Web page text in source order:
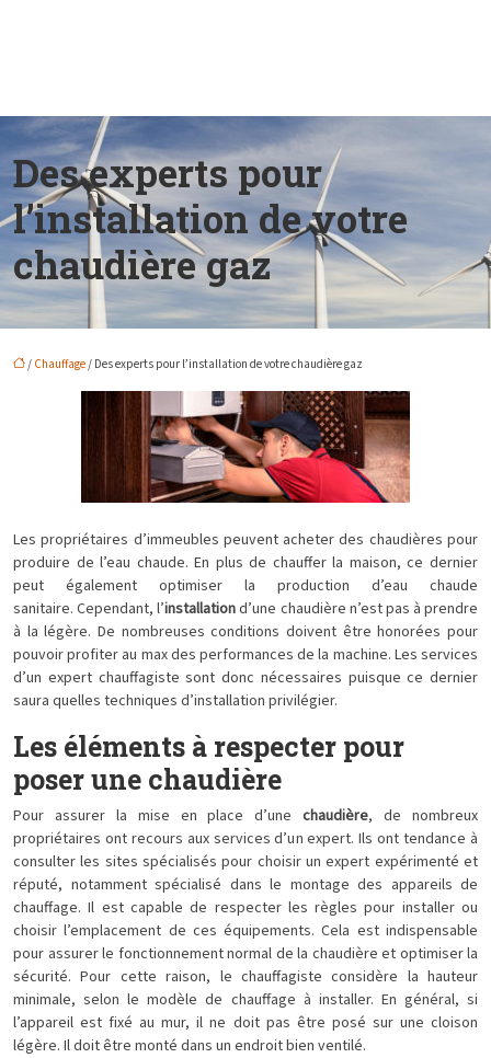
Des experts pour
l’installation de votre
chaudière gaz
/ Chauffage/ Des experts pour l’installation de votre chaudière gaz
Les propriétaires d’immeubles peuvent acheter des chaudières pour
produire de l’eau chaude. En plus de chauffer la maison, ce dernier
peut également optimiser la production d’eau chaude
sanitaire. Cependant, l’installationd’une chaudière n’est pas à prendre
à la légère. De nombreuses conditions doivent être honorées pour
pouvoir profiter au max des performances de la machine. Les services
d’un expert chauffagiste sont donc nécessaires puisque ce dernier
saura quelles techniques d’installation privilégier.
Les éléments à respecter pour
poser une chaudière
Pour assurer la mise en place d’unechaudière, de nombreux
propriétaires ont recours aux services d’un expert. Ils ont tendance à
consulter les sites spécialisés pour choisir un expert expérimenté et
réputé, notamment spécialisé dans le montage des appareils de
chauffage. Il est capable de respecter les règles pour installer ou
choisir l’emplacement de ces équipements. Cela est indispensable
pour assurer le fonctionnement normal de la chaudière et optimiser la
sécurité. Pour cette raison, le chauffagiste considère la hauteur
minimale, selon le modèle de chauffage à installer. En général, si
l’appareil est fixé au mur, il ne doit pas être posé sur une cloison
légère. Il doit être monté dans un endroit bien ventilé.